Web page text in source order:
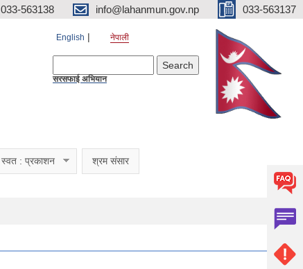
033-563138 info@lahanmun.gov.np 033-563137
English नेपाली
सरसफाई अभियान
स्वत : प्रकाशन श्रम संसार